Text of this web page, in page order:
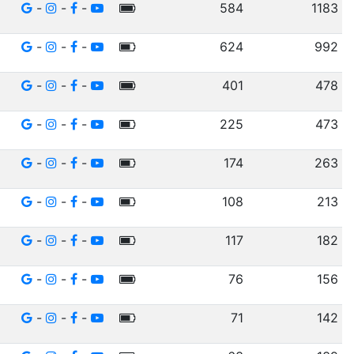
- - - 584 1183
- - - 624 992
- - - 401 478
- - - 225 473
- - - 174 263
- - - 108 213
- - - 117 182
- - - 76 156
- - - 71 142